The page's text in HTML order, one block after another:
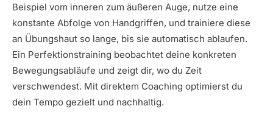
Beispiel vom inneren zum äußeren Auge, nutze eine
konstante Abfolge von Handgriffen, und trainiere diese
an Übungshaut so lange, bis sie automatisch ablaufen.
Ein Perfektionstraining beobachtet deine konkreten
Bewegungsabläufe und zeigt dir, wo du Zeit
verschwendest. Mit direktem Coaching optimierst du
dein Tempo gezielt und nachhaltig.